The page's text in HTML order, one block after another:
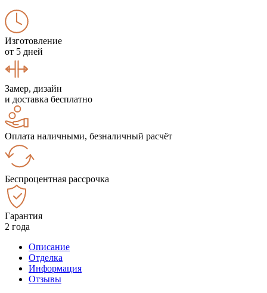
Изготовление
от 5 дней
Замер, дизайн
и доставка бесплатно
Оплата наличными, безналичный расчёт
Беспроцентная рассрочка
Гарантия
2 года
Описание
Отделка
Информация
Отзывы